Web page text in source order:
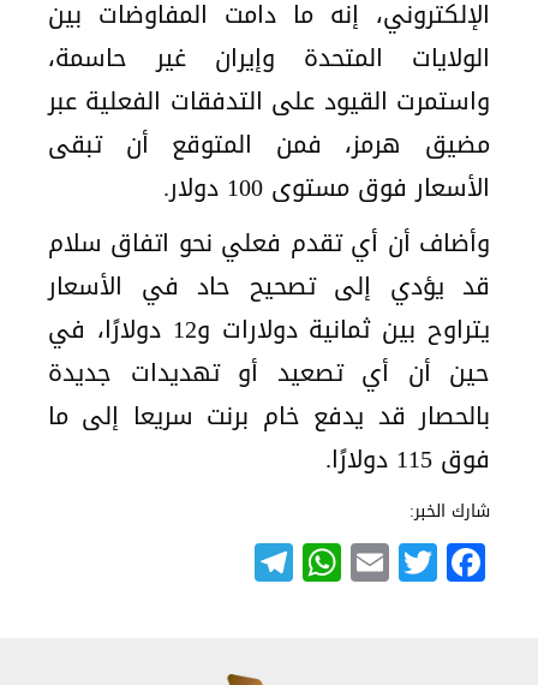
الإلكتروني، إنه ما دامت المفاوضات بين
الولايات المتحدة وإيران غير حاسمة،
واستمرت القيود على التدفقات الفعلية عبر
مضيق هرمز، فمن المتوقع أن تبقى
الأسعار فوق مستوى 100 دولار.
وأضاف أن أي تقدم فعلي نحو اتفاق سلام
قد يؤدي إلى تصحيح حاد في الأسعار
يتراوح بين ثمانية دولارات و12 دولارًا، في
حين أن أي تصعيد أو تهديدات جديدة
بالحصار قد يدفع خام برنت سريعا إلى ما
فوق 115 دولارًا.
شارك الخبر:
Facebook
Twitter
Email
WhatsApp